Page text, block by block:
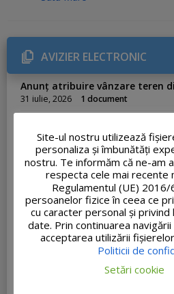
i
s
AVIZIER ELECTRONIC
Anunț atribuire vânzare teren
31 iulie, 2026 1 document
29 iulie, 2026 1 document
Anunț atribuire concesiune Nr.
23 iulie, 2026 1 document
Adresa nr. 33062 – Ofertă de
Poliție
23 iulie, 2026 1 document
PROCES-VERBAL FINAL al
organizat pentru ocuparea
vacante de Inspector, clasa I,
asistent, în cadrul
Site-ul nostru utilizează
personaliza și îmbunătăți
nostru. Te informăm că ne-am
respecta cele mai recente
Regulamentul (UE)
persoanelor fizice în ceea ce
cu caracter personal și
date. Prin continuarea
acceptarea utilizării
Politicii de
Setări cookie